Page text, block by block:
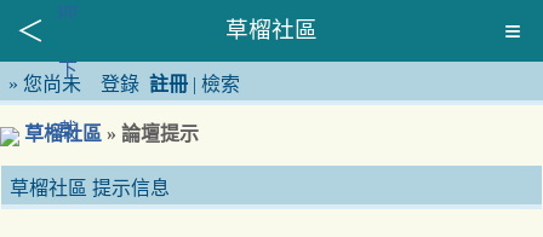
草榴社區
» 您尚未 登錄 註冊 | 檢索
草榴社區 » 論壇提示
草榴社區 提示信息